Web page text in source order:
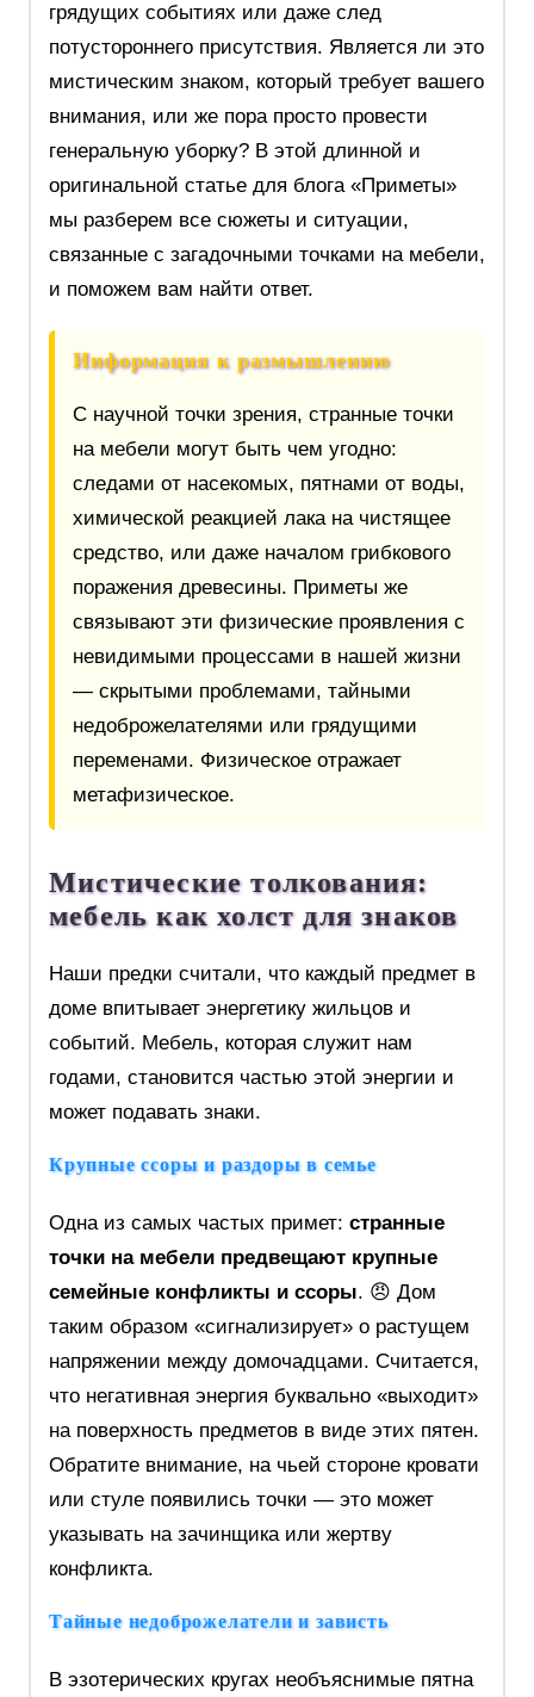
грядущих событиях или даже след
потустороннего присутствия. Является ли это
мистическим знаком, который требует вашего
внимания, или же пора просто провести
генеральную уборку? В этой длинной и
оригинальной статье для блога «Приметы»
мы разберем все сюжеты и ситуации,
связанные с загадочными точками на мебели,
и поможем вам найти ответ.
Информация к размышлению
С научной точки зрения, странные точки
на мебели могут быть чем угодно:
следами от насекомых, пятнами от воды,
химической реакцией лака на чистящее
средство, или даже началом грибкового
поражения древесины. Приметы же
связывают эти физические проявления с
невидимыми процессами в нашей жизни
— скрытыми проблемами, тайными
недоброжелателями или грядущими
переменами. Физическое отражает
метафизическое.
Мистические толкования:
мебель как холст для знаков
Наши предки считали, что каждый предмет в
доме впитывает энергетику жильцов и
событий. Мебель, которая служит нам
годами, становится частью этой энергии и
может подавать знаки.
Крупные ссоры и раздоры в семье
Одна из самых частых примет: странные
точки на мебели предвещают крупные
семейные конфликты и ссоры. 😠 Дом
таким образом «сигнализирует» о растущем
напряжении между домочадцами. Считается,
что негативная энергия буквально «выходит»
на поверхность предметов в виде этих пятен.
Обратите внимание, на чьей стороне кровати
или стуле появились точки — это может
указывать на зачинщика или жертву
конфликта.
Тайные недоброжелатели и зависть
В эзотерических кругах необъяснимые пятна